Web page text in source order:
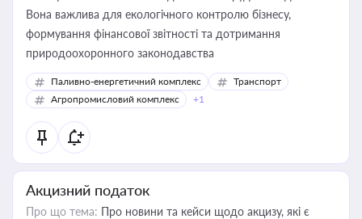
Вона важлива для екологічного контролю бізнесу,
формування фінансової звітності та дотримання
природоохоронного законодавства
Паливно-енергетичний комплекс
Транспорт
Агропромисловий комплекс
+1
Акцизний податок
Про що тема: Про новини та кейси щодо акцизу, які є